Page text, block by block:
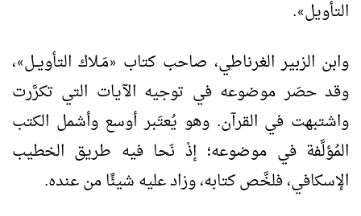
التأويل»
.
وابن الزبير الغرناطي، صاحب كتاب «مَـلاك التأويــل»،
وقد حصَر موضوعه في توجيه الآيات التي تكرَّرت
واشتبهت في القرآن. وهو يُعتَبر أوسع وأشمل الكتب
المُؤلَّفة في موضوعه؛ إذْ نَحا فيه طريق الخطيب
الإسكافي، فلخَّص كتابه، وزاد عليه شيئًا من عنده.